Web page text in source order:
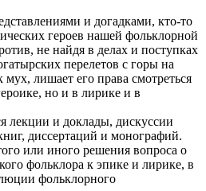
и догадками, кто-то
героев нашей фольклорной
не найдя в делах и поступках
перелетов с горы на
мух, лишает его права смотреться
но и в лирике и в
лекции и доклады, дискуссии
диссертаций и монографий.
или иного решения вопроса о
фольклора к эпике и лирике, в
фольклорного